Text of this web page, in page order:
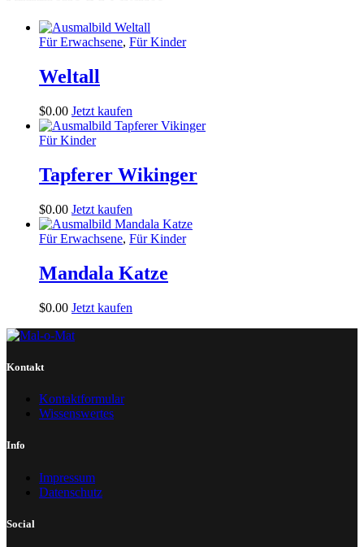
Für Erwachsene, Für Kinder
Weltall
$0.00 Jetzt kaufen
Für Kinder
Tapferer Wikinger
$0.00 Jetzt kaufen
Für Erwachsene, Für Kinder
Mandala Katze
$0.00 Jetzt kaufen
Kontakt
Kontaktformular
Wissenswertes
Info
Impressum
Datenschutz
Social